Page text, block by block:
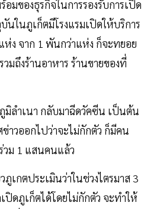
อมของธุรกิจในการรองรับการเปิด
นในภูเก็ตมีโรงแรมเปิดให้บริการ
ห่ง จาก 1 พันกว่าแห่ง ก็จะทยอย
มถึงร้านอาหาร ร้านขายของที่
มิลำเนา กลับมาฉีดวัคซีน เป็นต้น
าวออกไปว่าจะไม่กักตัว ก็มีคน
วม 1 แสนคนแล้ว
เกตประเมินว่าในช่วงไตรมาส 3
ปิดภูเก็ตได้โดยไม่กักตัว จะทำให้